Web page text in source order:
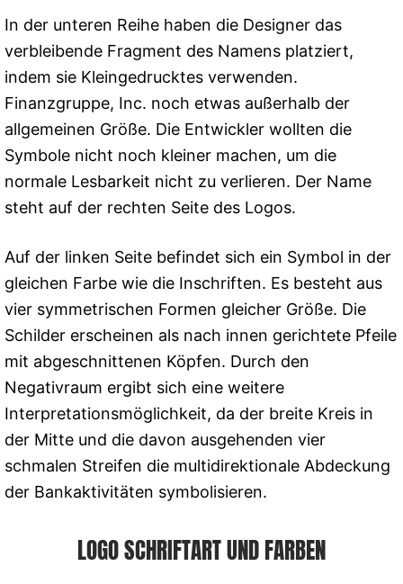
In der unteren Reihe haben die Designer das
verbleibende Fragment des Namens platziert,
indem sie Kleingedrucktes verwenden.
Finanzgruppe, Inc. noch etwas außerhalb der
allgemeinen Größe. Die Entwickler wollten die
Symbole nicht noch kleiner machen, um die
normale Lesbarkeit nicht zu verlieren. Der Name
steht auf der rechten Seite des Logos.
Auf der linken Seite befindet sich ein Symbol in der
gleichen Farbe wie die Inschriften. Es besteht aus
vier symmetrischen Formen gleicher Größe. Die
Schilder erscheinen als nach innen gerichtete Pfeile
mit abgeschnittenen Köpfen. Durch den
Negativraum ergibt sich eine weitere
Interpretationsmöglichkeit, da der breite Kreis in
der Mitte und die davon ausgehenden vier
schmalen Streifen die multidirektionale Abdeckung
der Bankaktivitäten symbolisieren.
LOGO SCHRIFTART UND FARBEN